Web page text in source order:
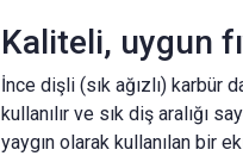
Kaliteli, uygun
İnce dişli (sık ağızlı)
kullanılır ve sık diş aralığı
yaygın olarak kullanılan bir